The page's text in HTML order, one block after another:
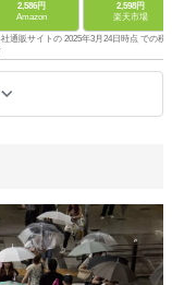
2,586円
Amazon
2,598円
楽天市場
通販サイトの 2025年3月24日時点 での税